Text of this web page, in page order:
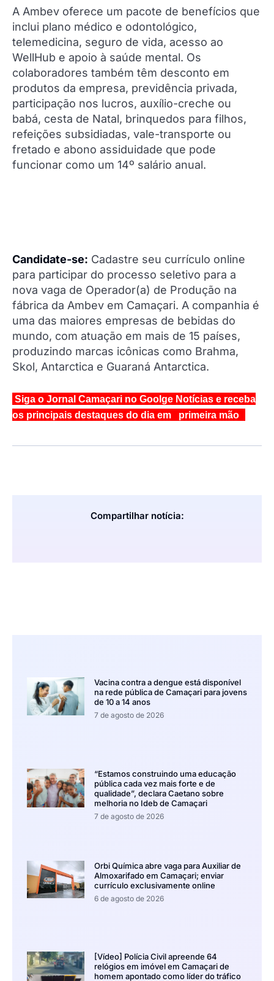
A Ambev oferece um pacote de benefícios que
inclui plano médico e odontológico,
telemedicina, seguro de vida, acesso ao
WellHub e apoio à saúde mental. Os
colaboradores também têm desconto em
produtos da empresa, previdência privada,
participação nos lucros, auxílio-creche ou
babá, cesta de Natal, brinquedos para filhos,
refeições subsidiadas, vale-transporte ou
fretado e abono assiduidade que pode
funcionar como um 14º salário anual.
Candidate-se: Cadastre seu currículo online
para participar do processo seletivo para a
nova vaga de Operador(a) de Produção na
fábrica da Ambev em Camaçari. A companhia é
uma das maiores empresas de bebidas do
mundo, com atuação em mais de 15 países,
produzindo marcas icônicas como Brahma,
Skol, Antarctica e Guaraná Antarctica.
Siga o Jornal Camaçari no Goolge Notícias e receba
os principais destaques do dia em primeira mão
Compartilhar notícia:
Vacina contra a dengue está disponível
na rede pública de Camaçari para jovens
de 10 a 14 anos
7 de agosto de 2026
“Estamos construindo uma educação
pública cada vez mais forte e de
qualidade”, declara Caetano sobre
melhoria no Ideb de Camaçari
7 de agosto de 2026
Orbi Química abre vaga para Auxiliar de
Almoxarifado em Camaçari; enviar
currículo exclusivamente online
6 de agosto de 2026
[Vídeo] Polícia Civil apreende 64
relógios em imóvel em Camaçari de
homem apontado como líder do tráfico